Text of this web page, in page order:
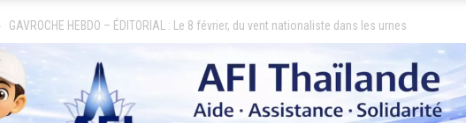
Thaïlande
GAVROCHE HEBDO – ÉDITORIAL : Le 8 février, du vent nationaliste dans les urnes